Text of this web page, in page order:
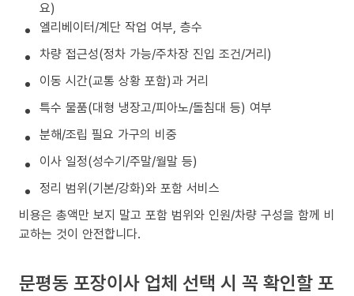
요)
엘리베이터/계단 작업 여부, 층수
차량 접근성(정차 가능/주차장 진입 조건/거리)
이동 시간(교통 상황 포함)과 거리
특수 물품(대형 냉장고/피아노/돌침대 등) 여부
분해/조립 필요 가구의 비중
이사 일정(성수기/주말/월말 등)
정리 범위(기본/강화)와 포함 서비스
비용은 총액만 보지 말고 포함 범위와 인원/차량 구성을 함께 비
교하는 것이 안전합니다.
문평동 포장이사 업체 선택 시 꼭 확인할 포